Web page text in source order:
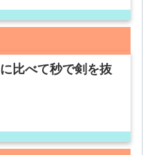
比べて秒で剣を抜